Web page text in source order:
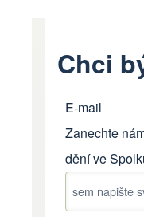
Chci
E-mail
Zanechte
dění ve